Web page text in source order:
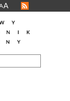
A